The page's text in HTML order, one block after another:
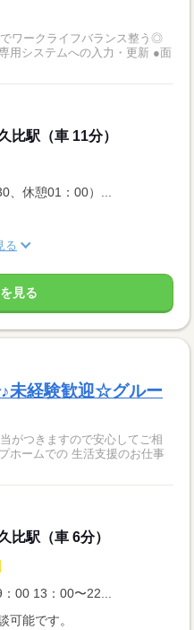
でワークライフバランス整う◎
用システムへの入力・更新 ●面
比駅（車 11分）
、休憩01：00）...
る
見る
未経験歓迎☆グルー
がつきますので安心してご相
ホームでの 生活支援のお仕事
比駅（車 6分）
00 13：00〜22...
可能です。